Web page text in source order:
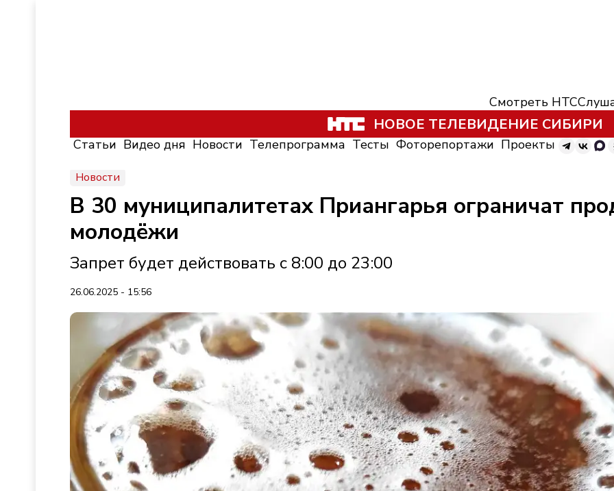
Смотреть НТС
НОВОЕ ТЕЛЕВИДЕНИЕ СИБИРИ
Статьи Видео дня Новости Телепрограмма Тесты Фоторепортажи Проекты
Новости
В 30 муниципалитетах Приангарья ограничат
молодёжи
Запрет будет действовать с 8:00 до 23:00
26.06.2025 - 15:56